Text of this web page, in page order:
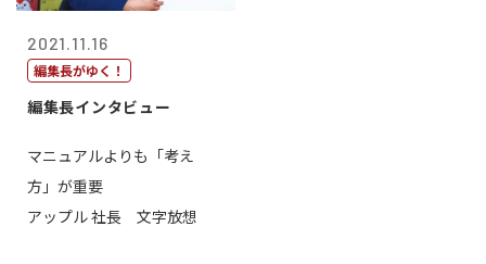
2021.11.16
編集長がゆく！
編集長インタビュー
マニュアルよりも「考え
方」が重要
アップル 社長 文字放想